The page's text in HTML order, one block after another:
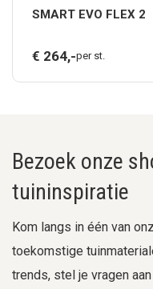
SMART EVO FLEX 2
€ 264,-per st.
Bezoek onze
tuininspiratie
Kom langs in één van
toekomstige
trends, stel je vragen